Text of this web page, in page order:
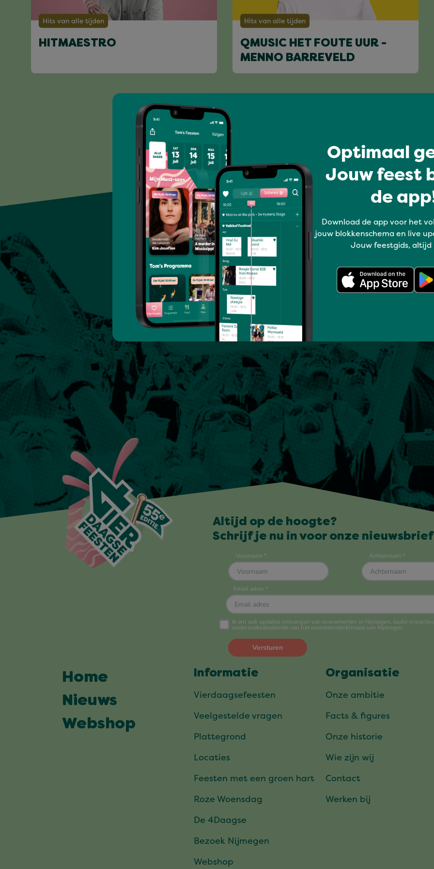
Hits van alle tijden
HITMAESTRO
Hits van alle tijden
QMUSIC HET FOUTE UUR -
MENNO BARREVELD
Optimaal
Jouw feest
de
Download de app voor het
jouw blokkenschema en live
Jouw feestgids, altijd
Altijd op de hoogte?
Schrijf je nu in voor onze
Home
Nieuws
Webshop
Informatie
Vierdaagsefeesten
Veelgestelde vragen
Plattegrond
Locaties
Feesten met een groen hart
Roze Woensdag
De 4Daagse
Bezoek Nijmegen
Webshop
Organisatie
Onze ambitie
Facts & figures
Onze historie
Wie zijn wij
Contact
Werken bij